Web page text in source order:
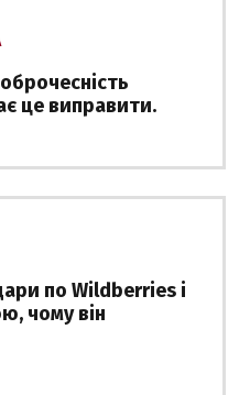
це виправити.
по Wildberries і
чому він